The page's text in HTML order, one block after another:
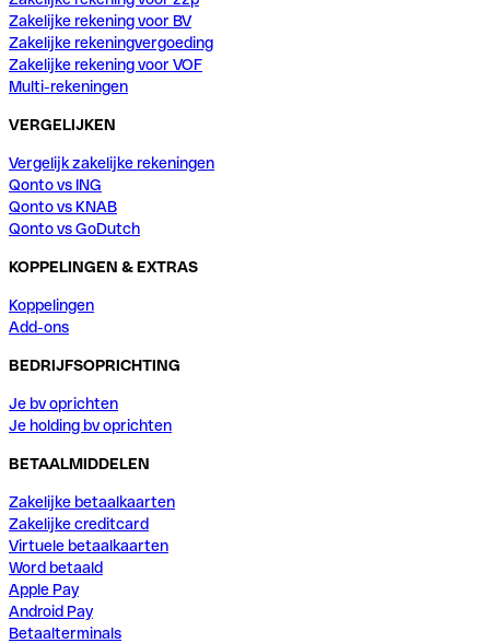
Zakelijke rekening voor BV
Zakelijke rekeningvergoeding
Zakelijke rekening voor VOF
Multi-rekeningen
VERGELIJKEN
Vergelijk zakelijke rekeningen
Qonto vs ING
Qonto vs KNAB
Qonto vs GoDutch
KOPPELINGEN & EXTRAS
Koppelingen
Add-ons
BEDRIJFSOPRICHTING
Je bv oprichten
Je holding bv oprichten
BETAALMIDDELEN
Zakelijke betaalkaarten
Zakelijke creditcard
Virtuele betaalkaarten
Word betaald
Apple Pay
Android Pay
Betaalterminals